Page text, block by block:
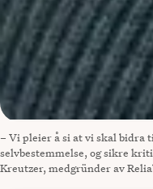
– Vi pleier å si at vi skal bidra
selvbestemmelse, og sikre
Kreutzer, medgründer av